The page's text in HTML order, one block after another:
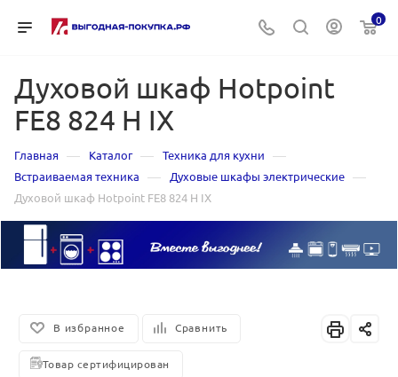
0
Духовой шкаф Hotpoint
FE8 824 H IX
Главная — Каталог — Техника для кухни —
Встраиваемая техника — Духовые шкафы электрические —
Духовой шкаф Hotpoint FE8 824 H IX
В избранное Сравнить
Товар сертифицирован